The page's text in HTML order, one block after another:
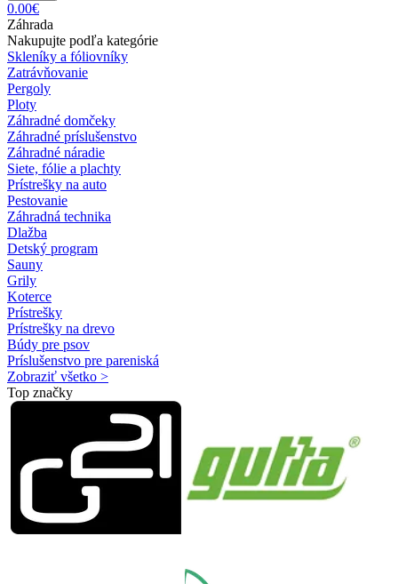
0.00€
Záhrada
Nakupujte podľa kategórie
Skleníky a fóliovníky
Zatrávňovanie
Pergoly
Ploty
Záhradné domčeky
Záhradné príslušenstvo
Záhradné náradie
Siete, fólie a plachty
Prístrešky na auto
Pestovanie
Záhradná technika
Dlažba
Detský program
Sauny
Grily
Koterce
Prístrešky
Prístrešky na drevo
Búdy pre psov
Príslušenstvo pre pareniská
Zobraziť všetko >
Top značky